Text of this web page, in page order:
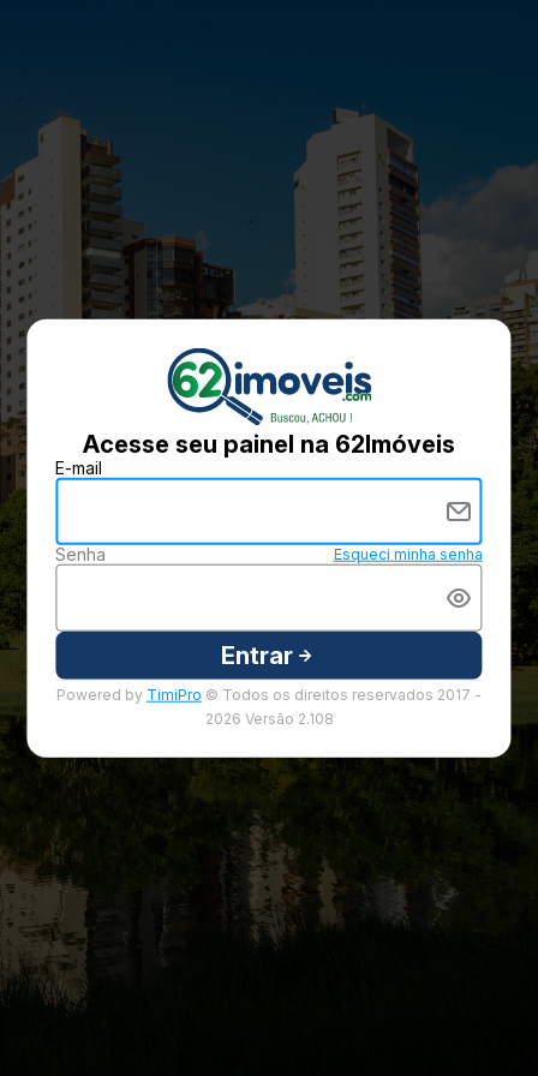
Acesse seu painel na 62Imóveis
E-mail
Senha Esqueci minha senha
Entrar
Powered by TimiPro © Todos os direitos reservados 2017 -
2026 Versão 2.108